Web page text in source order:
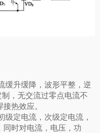
升缓降，波形平整，逆
，无交流过零点电流不
热效应。
定电流，次级定电流，
同时对电流，电压，功